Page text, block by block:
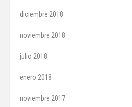
diciembre 2018
noviembre 2018
julio 2018
enero 2018
noviembre 2017